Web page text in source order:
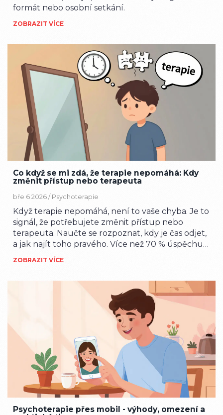
formát nebo osobní setkání.
ZOBRAZIT VÍCE
Co když se mi zdá, že terapie nepomáhá: Kdy
změnit přístup nebo terapeuta
bře 6 2026 / Psychoterapie
Když terapie nepomáhá, není to vaše chyba. Je to
signál, že potřebujete změnit přístup nebo
terapeuta. Naučte se rozpoznat, kdy je čas odjet,
a jak najít toho pravého. Více než 70 % úspěchu
terapie závisí na vztahu - ne na metodě.
ZOBRAZIT VÍCE
Psychoterapie přes mobil - výhody, omezení a